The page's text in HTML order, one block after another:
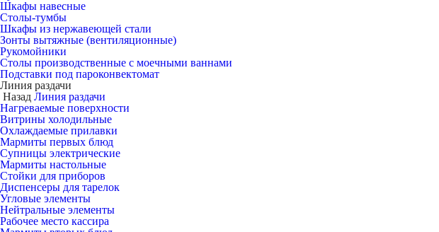
Шкафы навесные
Столы-тумбы
Шкафы из нержавеющей стали
Зонты вытяжные (вентиляционные)
Рукомойники
Столы производственные с моечными ваннами
Подставки под пароконвектомат
Линия раздачи
Назад Линия раздачи
Нагреваемые поверхности
Витрины холодильные
Охлаждаемые прилавки
Мармиты первых блюд
Супницы электрические
Мармиты настольные
Стойки для приборов
Диспенсеры для тарелок
Угловые элементы
Нейтральные элементы
Рабочее место кассира